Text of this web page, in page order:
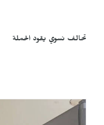
تحالف نسوي يقود الحملة